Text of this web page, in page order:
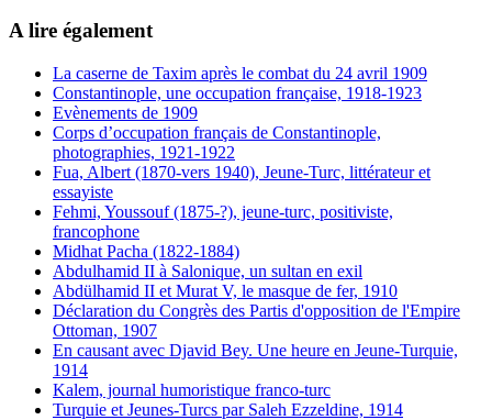
A lire également
La caserne de Taxim après le combat du 24 avril 1909
Constantinople, une occupation française, 1918-1923
Evènements de 1909
Corps d’occupation français de Constantinople,
photographies, 1921-1922
Fua, Albert (1870-vers 1940), Jeune-Turc, littérateur et
essayiste
Fehmi, Youssouf (1875-?), jeune-turc, positiviste,
francophone
Midhat Pacha (1822-1884)
Abdulhamid II à Salonique, un sultan en exil
Abdülhamid II et Murat V, le masque de fer, 1910
Déclaration du Congrès des Partis d'opposition de l'Empire
Ottoman, 1907
En causant avec Djavid Bey. Une heure en Jeune-Turquie,
1914
Kalem, journal humoristique franco-turc
Turquie et Jeunes-Turcs par Saleh Ezzeldine, 1914